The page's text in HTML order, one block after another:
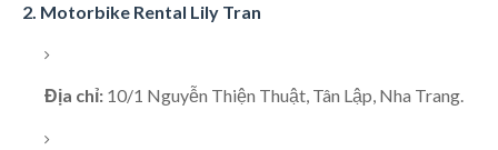
2. Motorbike Rental Lily Tran
Địa chỉ: 10/1 Nguyễn Thiện Thuật, Tân Lập, Nha Trang.